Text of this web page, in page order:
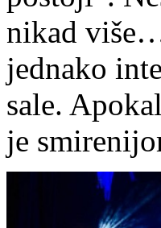
nikad
jednako
sale.
je